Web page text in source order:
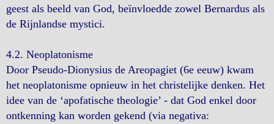
geest als beeld van God, beïnvloedde zowel Bernardus als
de Rijnlandse mystici.
4.2. Neoplatonisme
Door Pseudo-Dionysius de Areopagiet (6e eeuw) kwam
het neoplatonisme opnieuw in het christelijke denken. Het
idee van de ‘apofatische theologie’ - dat God enkel door
ontkenning kan worden gekend (via negativa: